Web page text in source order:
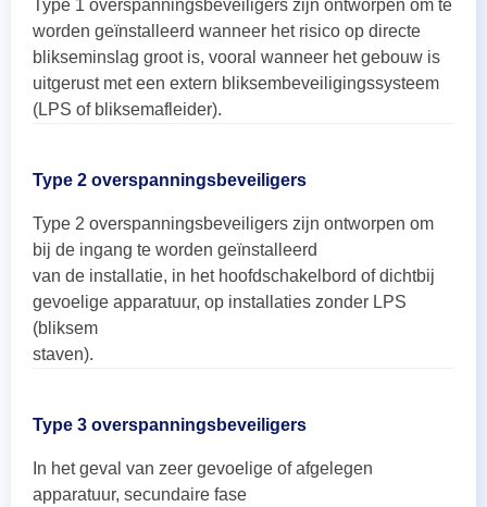
Type 1 overspanningsbeveiligers zijn ontworpen om te
worden geïnstalleerd wanneer het risico op directe
blikseminslag groot is, vooral wanneer het gebouw is
uitgerust met een extern bliksembeveiligingssysteem
(LPS of bliksemafleider).
Type 2 overspanningsbeveiligers
Type 2 overspanningsbeveiligers zijn ontworpen om
bij de ingang te worden geïnstalleerd
van de installatie, in het hoofdschakelbord of dichtbij
gevoelige apparatuur, op installaties zonder LPS
(bliksem
staven).
Type 3 overspanningsbeveiligers
In het geval van zeer gevoelige of afgelegen
apparatuur, secundaire fase